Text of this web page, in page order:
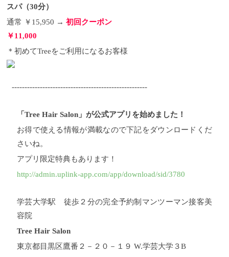
スパ（30分）
通常 ￥15,950 → 初回クーポン
￥11,000
＊初めてTreeをご利用になるお客様
-----------------------------------------------------
「Tree Hair Salon」が公式アプリを始めました！
お得で使える情報が満載なので下記をダウンロードくだ
さいね。
アプリ限定特典もあります！
http://admin.uplink-app.com/app/download/sid/3780
学芸大学駅 徒歩２分の完全予約制マンツーマン接客美
容院
Tree Hair Salon
東京都目黒区鷹番２－２０－１９ W.学芸大学３B